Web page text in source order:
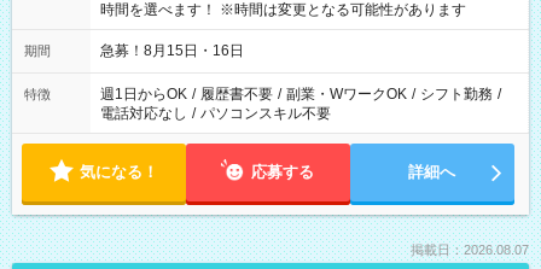
時間を選べます！ ※時間は変更となる可能性があります
期間 急募！8月15日・16日
特徴 週1日からOK / 履歴書不要 / 副業・WワークOK / シフト勤務 /
電話対応なし / パソコンスキル不要
気になる！ 応募する 詳細へ
掲載日：2026.08.07